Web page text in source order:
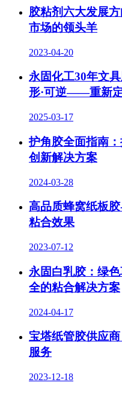
胶粘剂六大发展
市场的领头羊
2023-04-20
永固化工30年文
形·可逆——重新
2025-03-17
护角胶全面指南
创新解决方案
2024-03-28
高品质蜂窝纸板
粘合效果
2023-07-12
永固白乳胶：绿
全的粘合解决方案
2024-04-17
宝塔纸管胶供应
服务
2023-12-18